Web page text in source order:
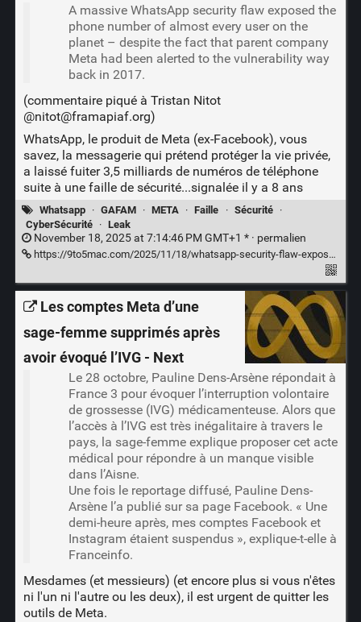
A massive WhatsApp security flaw exposed the
phone number of almost every user on the
planet – despite the fact that parent company
Meta had been alerted to the vulnerability way
back in 2017.
(commentaire piqué à Tristan Nitot
@nitot@framapiaf.org)
WhatsApp, le produit de Meta (ex-Facebook), vous
savez, la messagerie qui prétend protéger la vie privée,
a laissé fuiter 3,5 milliards de numéros de téléphone
suite à une faille de sécurité...signalée il y a 8 ans
Whatsapp · GAFAM · META · Faille · Sécurité
·
CyberSécurité
· Leak
November 18, 2025 at 7:14:46 PM GMT+1 * · permalien
https://9to5mac.com/2025/11/18/whatsapp-security-flaw-exposed-3-5b-phone-numbers-including-yours/
Les comptes Meta d’une
sage-femme supprimés après
avoir évoqué l’IVG - Next
Le 28 octobre, Pauline Dens-Arsène répondait à
France 3 pour évoquer l’interruption volontaire
de grossesse (IVG) médicamenteuse. Alors que
l’accès à l’IVG est très inégalitaire à travers le
pays, la sage-femme explique proposer cet acte
médical pour répondre à un manque visible
dans l’Aisne.
Une fois le reportage diffusé, Pauline Dens-
Arsène l’a publié sur sa page Facebook. « Une
demi-heure après, mes comptes Facebook et
Instagram étaient suspendus », explique-t-elle à
Franceinfo.
Mesdames (et messieurs) (et encore plus si vous n'êtes
ni l'un ni l'autre ou les deux), il est urgent de quitter les
outils de Meta.